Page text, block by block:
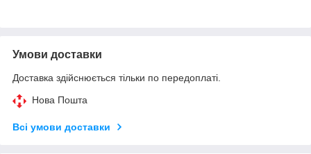
Умови доставки
Доставка здійснюється тільки по передоплаті.
Нова Пошта
Всі умови доставки